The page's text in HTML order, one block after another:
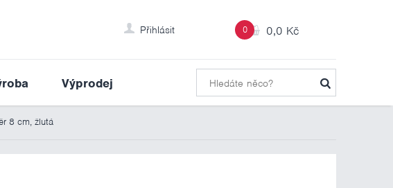
0 0,0 Kč
Přihlásit
Výprodej
8 cm, žlutá